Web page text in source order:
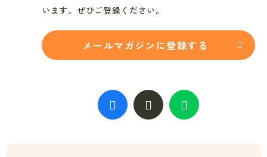
います。ぜひご登録ください。
メールマガジンに登録する